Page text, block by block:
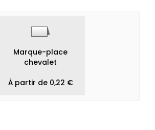
Marque-place
chevalet
À partir de 0,22 €